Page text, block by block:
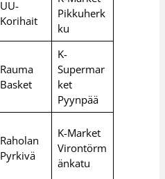
UU-
Korihait
Pikkuherk
ku
Rauma
Basket
K-
Supermar
ket
Pyynpää
Raholan
Pyrkivä
K-Market
Virontörm
änkatu